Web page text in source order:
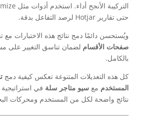
حتى تقارير Hotjar لرصد التفاعل بدقة.
ويُستحسن دائمًا دمج نتائج هذه الاختبارات مع
صفحات الأقسام لضمان تناسق التغيير على
بالكامل.
كل هذه التعديلات المتنوعة تعكس كيفية دمج
المستخدم مع سيو متاجر سلة في
نتائج واضحة لكل من المستخدم ومحركات